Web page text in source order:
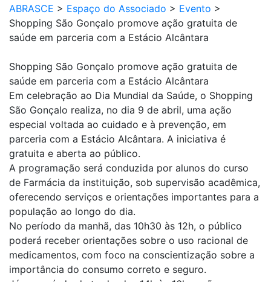
ABRASCE > Espaço do Associado > Evento >
Shopping São Gonçalo promove ação gratuita de
saúde em parceria com a Estácio Alcântara
Shopping São Gonçalo promove ação gratuita de
saúde em parceria com a Estácio Alcântara
Em celebração ao Dia Mundial da Saúde, o Shopping
São Gonçalo realiza, no dia 9 de abril, uma ação
especial voltada ao cuidado e à prevenção, em
parceria com a Estácio Alcântara. A iniciativa é
gratuita e aberta ao público.
A programação será conduzida por alunos do curso
de Farmácia da instituição, sob supervisão acadêmica,
oferecendo serviços e orientações importantes para a
população ao longo do dia.
No período da manhã, das 10h30 às 12h, o público
poderá receber orientações sobre o uso racional de
medicamentos, com foco na conscientização sobre a
importância do consumo correto e seguro.